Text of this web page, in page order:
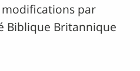
modifications par
Biblique Britannique